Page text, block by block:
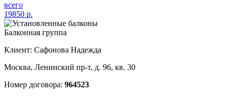
всего
19850 р.
Балконная группа
Клиент: Сафонова Надежда
Москва, Ленинский пр-т, д. 96, кв. 30
Номер договора: 964523